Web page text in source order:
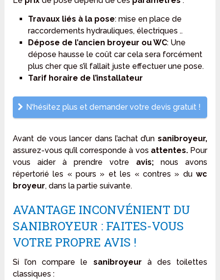
Travaux liés à la pose: mise en place de
raccordements hydrauliques, électriques ..
Dépose de l’ancien broyeur ou WC: Une
dépose hausse le coût car cela sera forcément
plus cher que s’il fallait juste effectuer une pose.
Tarif horaire de l’installateur
N‘hésitez plus et demander votre devis gratuit !
Avant de vous lancer dans l’achat d’un sanibroyeur,
assurez-vous qu’il corresponde à vos attentes.Pour
vous aider à prendre votre avis;nous avons
répertorié les « pours » et les « contres » du wc
broyeur, dans la partie suivante.
AVANTAGE INCONVÉNIENT DU
SANIBROYEUR : FAITES-VOUS
VOTRE PROPRE AVIS !
Si l’on compare le sanibroyeur à des toilettes
classiques :